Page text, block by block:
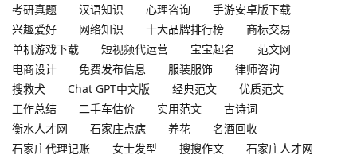
考研真题
汉语知识 心理咨询
手游安卓版下载
兴趣爱好
网络知识 十大品牌排行榜
商标交易
单机游戏下载
短视频代运营 宝宝起名
范文网
电商设计
免费发布信息 服装服饰
律师咨询
搜救犬
Chat GPT中文版 经典范文
优质范文
工作总结
二手车估价 实用范文
古诗词
衡水人才网
石家庄点痣 养花
名酒回收
石家庄代理记账
女士发型 搜搜作文
石家庄人才网